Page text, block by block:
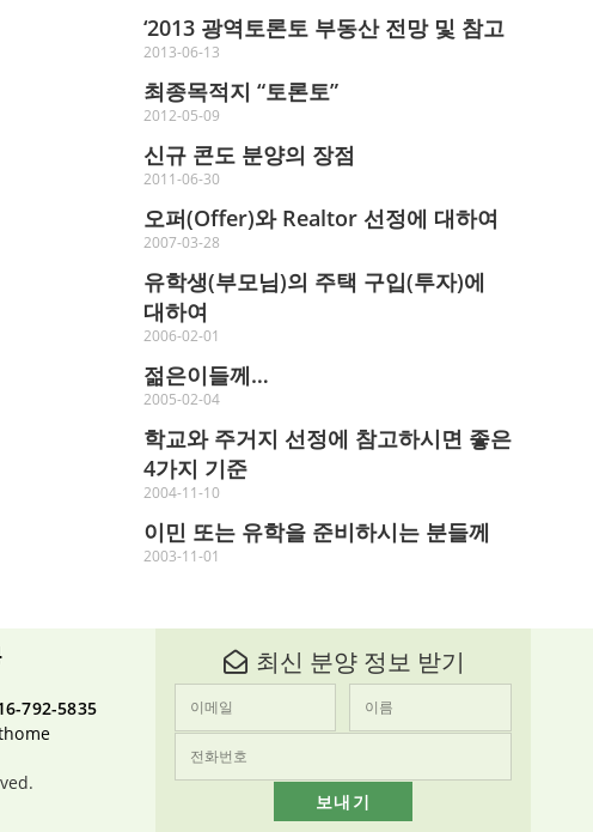
‘2013 광역토론토 부동산 전망 및 참고
2013-06-13
최종목적지 “토론토”
2012-05-09
신규 콘도 분양의 장점
2011-06-30
오퍼(Offer)와 Realtor 선정에 대하여
2007-03-28
유학생(부모님)의 주택 구입(투자)에
대하여
2006-02-01
젊은이들께…
2005-02-04
학교와 주거지 선정에 참고하시면 좋은
4가지 기준
2004-11-10
이민 또는 유학을 준비하시는 분들께
2003-11-01
792-5835
최신 분양 정보 받기
보내기